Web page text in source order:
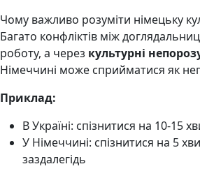
Чому важливо розуміти німецьку
Багато конфліктів між
роботу, а через культурні
Німеччині може сприйматися як
Приклад:
В Україні: спізнитися на 10-
У Німеччині: спізнитися на 5
заздалегідь